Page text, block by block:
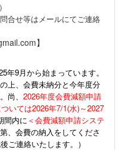
合せ等はメールにてご連絡
】
年9月から始まっています。
上、会費未納分と今年度分
尚、 2026年度会費減額申請
いては2026年7/1(水)～2027
間内に ＜会費減額申請システ
、会費の納入をしてくださ
ご連絡いたします。）